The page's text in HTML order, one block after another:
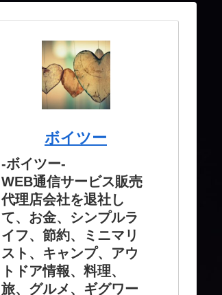
ボイツー
-ボイツー-
WEB通信サービス販売
代理店会社を退社し
て、お金、シンプルラ
イフ、節約、ミニマリ
スト、キャンプ、アウ
トドア情報、料理、
旅、グルメ、ギグワー